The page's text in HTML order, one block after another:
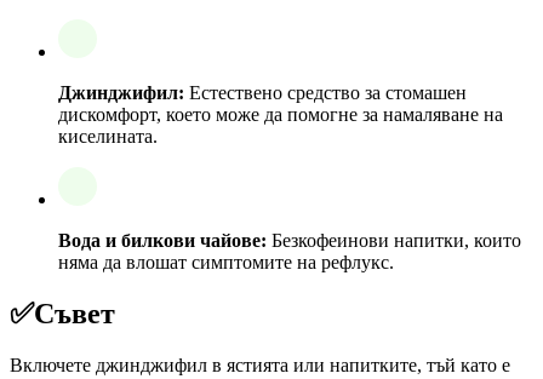
Джинджифил: Естествено средство за стомашен
дискомфорт, което може да помогне за намаляване на
киселината.
Вода и билкови чайове: Безкофеинови напитки, които
няма да влошат симптомите на рефлукс.
✅Съвет
Включете джинджифил в ястията или напитките, тъй като е